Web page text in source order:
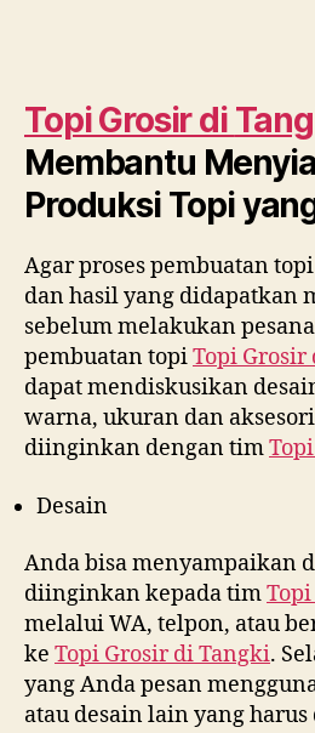
Topi Grosir di
Membantu
Produksi Topi
Agar proses pembuatan
dan hasil yang didapatkan
sebelum melakukan
pembuatan topiTopi Grosir
dapat mendiskusikan
warna, ukuran dan
diinginkan dengan tim
Desain
Anda bisa menyampaikan
diinginkan kepada tim
melalui WA, telpon, atau
ke Topi Grosir diTangki.
yang Anda pesan
atau desain lain yang